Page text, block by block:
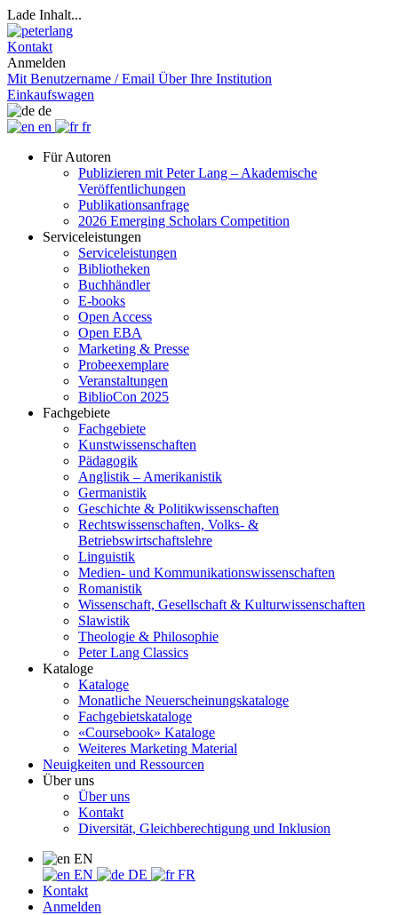
Lade Inhalt...
Kontakt
Anmelden
Mit Benutzername / Email Über Ihre Institution
Einkaufswagen
de
en
fr
Für Autoren
Publizieren mit Peter Lang – Akademische
Veröffentlichungen
Publikationsanfrage
2026 Emerging Scholars Competition
Serviceleistungen
Serviceleistungen
Bibliotheken
Buchhändler
E-books
Open Access
Open EBA
Marketing & Presse
Probeexemplare
Veranstaltungen
BiblioCon 2025
Fachgebiete
Fachgebiete
Kunstwissenschaften
Pädagogik
Anglistik – Amerikanistik
Germanistik
Geschichte & Politikwissenschaften
Rechtswissenschaften, Volks- &
Betriebswirtschaftslehre
Linguistik
Medien- und Kommunikationswissenschaften
Romanistik
Wissenschaft, Gesellschaft & Kulturwissenschaften
Slawistik
Theologie & Philosophie
Peter Lang Classics
Kataloge
Kataloge
Monatliche Neuerscheinungskataloge
Fachgebietskataloge
«Coursebook» Kataloge
Weiteres Marketing Material
Neuigkeiten und Ressourcen
Über uns
Über uns
Kontakt
Diversität, Gleichberechtigung und Inklusion
EN
EN
DE
FR
Kontakt
Anmelden